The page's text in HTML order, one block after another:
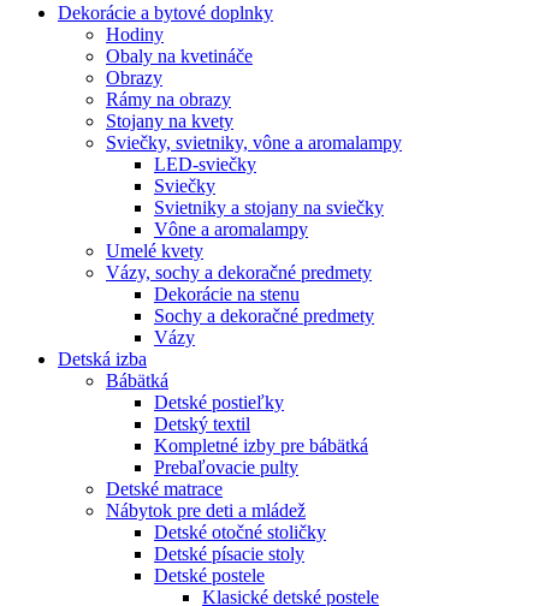
Dekorácie a bytové doplnky
Hodiny
Obaly na kvetináče
Obrazy
Rámy na obrazy
Stojany na kvety
Sviečky, svietniky, vône a aromalampy
LED-sviečky
Sviečky
Svietniky a stojany na sviečky
Vône a aromalampy
Umelé kvety
Vázy, sochy a dekoračné predmety
Dekorácie na stenu
Sochy a dekoračné predmety
Vázy
Detská izba
Bábätká
Detské postieľky
Detský textil
Kompletné izby pre bábätká
Prebaľovacie pulty
Detské matrace
Nábytok pre deti a mládež
Detské otočné stoličky
Detské písacie stoly
Detské postele
Klasické detské postele